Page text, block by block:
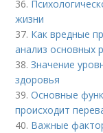
36.
жизни
37. Как вредные
анализ основных
38.Значение
здоровья
39.Основные
происходит
40. Важные